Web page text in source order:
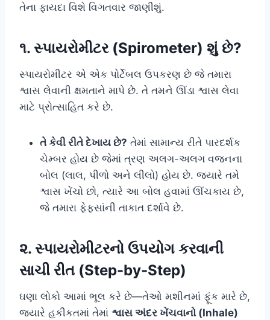
તેના ફાયદા વિશે વિગતવાર જાણીશું.
૧. સ્પાયરોમીટર (Spirometer) શું છે?
સ્પાયરોમીટર એ એક પોર્ટેબલ ઉપકરણ છે જે તમારા
શ્વાસ લેવાની ક્ષમતાને માપે છે. તે તમને ઊંડા શ્વાસ લેવા
માટે પ્રોત્સાહિત કરે છે.
તે કેવી રીતે દેખાય છે? તેમાં સામાન્ય રીતે પારદર્શક
ચેમ્બર હોય છે જેમાં ત્રણ અલગ-અલગ વજનના
બોલ (લાલ, પીળો અને લીલો) હોય છે. જ્યારે તમે
શ્વાસ ખેંચો છો, ત્યારે આ બોલ હવામાં ઊંચકાય છે,
જે તમારા ફેફસાંની તાકાત દર્શાવે છે.
૨. સ્પાયરોમીટરનો ઉપયોગ કરવાની
સાચી રીત (Step-by-Step)
ઘણા લોકો આમાં ભૂલ કરે છે—તેઓ મશીનમાં ફૂંક મારે છે,
જ્યારે હકીકતમાં તેમાં શ્વાસ અંદર ખેંચવાનો (Inhale)